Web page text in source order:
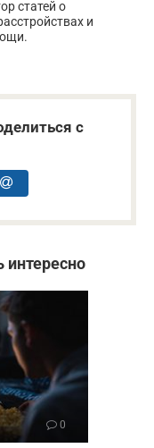
статей о
и
с
0